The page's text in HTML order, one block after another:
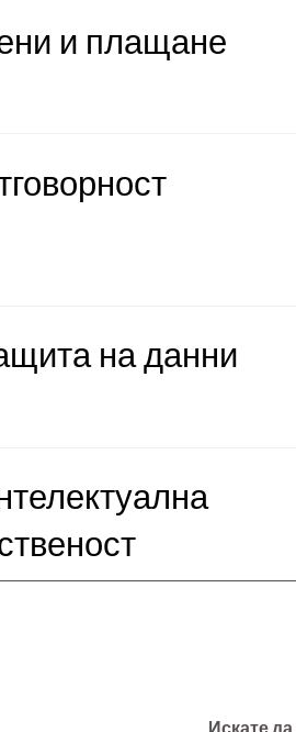
и плащане
на данни
Искате